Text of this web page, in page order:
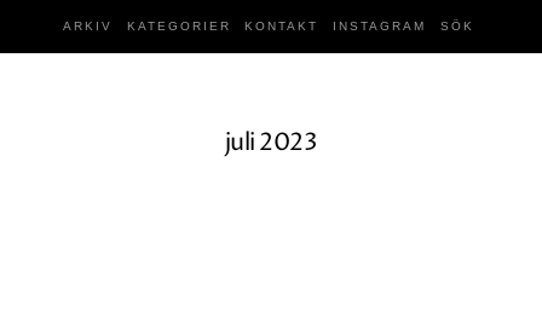
ARKIV KATEGORIER KONTAKT INSTAGRAM SÖK
juli 2023